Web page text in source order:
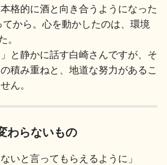
情報
格的に酒と向き合うようになった
から。心を動かしたのは、環境
。
と静かに話す白崎さんですが、そ
積み重ねと、地道な努力があるこ
ん。
わらないもの
いと言ってもらえるように」